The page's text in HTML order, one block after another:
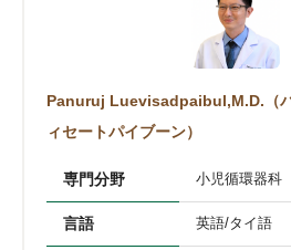
Panuruj Luevisadpaibul,M.D.（
ィセートパイブーン）
専門分野 小児循環器科
言語 英語/タイ語